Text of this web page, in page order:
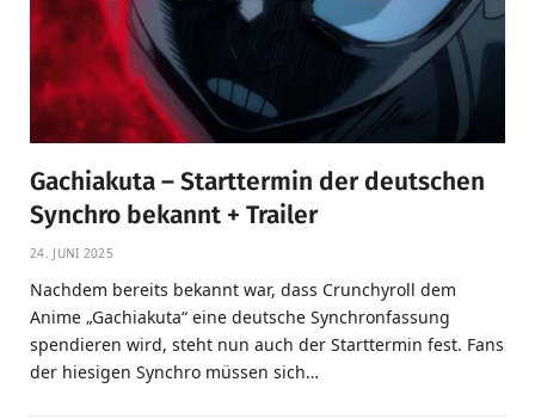
Gachiakuta – Starttermin der deutschen
Synchro bekannt + Trailer
24. JUNI 2025
Nachdem bereits bekannt war, dass Crunchyroll dem
Anime „Gachiakuta“ eine deutsche Synchronfassung
spendieren wird, steht nun auch der Starttermin fest. Fans
der hiesigen Synchro müssen sich…